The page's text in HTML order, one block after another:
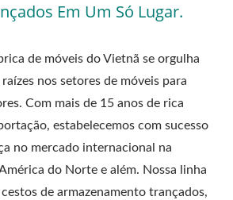
Em Um Só Lugar.
de móveis do Vietnã se orgulha
nos setores de móveis para
Com mais de 15 anos de rica
estabelecemos com sucesso
no mercado internacional na
do Norte e além. Nossa linha
de armazenamento trançados,